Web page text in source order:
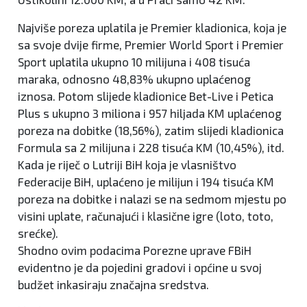
Najviše poreza uplatila je Premier kladionica, koja je
sa svoje dvije firme, Premier World Sport i Premier
Sport uplatila ukupno 10 milijuna i 408 tisuća
maraka, odnosno 48,83% ukupno uplaćenog
iznosa. Potom slijede kladionice Bet-Live i Petica
Plus s ukupno 3 miliona i 957 hiljada KM uplaćenog
poreza na dobitke (18,56%), zatim slijedi kladionica
Formula sa 2 milijuna i 228 tisuća KM (10,45%), itd.
Kada je riječ o Lutriji BiH koja je vlasništvo
Federacije BiH, uplaćeno je milijun i 194 tisuća KM
poreza na dobitke i nalazi se na sedmom mjestu po
visini uplate, računajući i klasične igre (loto, toto,
srećke).
Shodno ovim podacima Porezne uprave FBiH
evidentno je da pojedini gradovi i općine u svoj
budžet inkasiraju značajna sredstva.